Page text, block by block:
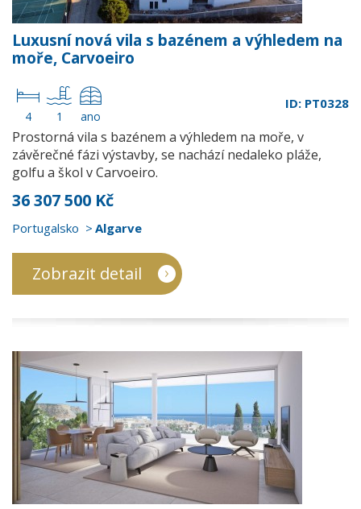
Luxusní nová vila s bazénem a výhledem na
moře, Carvoeiro
4 1 ano
ID: PT0328
Prostorná vila s bazénem a výhledem na moře, v
závěrečné fázi výstavby, se nachází nedaleko pláže,
golfu a škol v Carvoeiro.
36 307 500 Kč
Portugalsko Algarve
Zobrazit detail